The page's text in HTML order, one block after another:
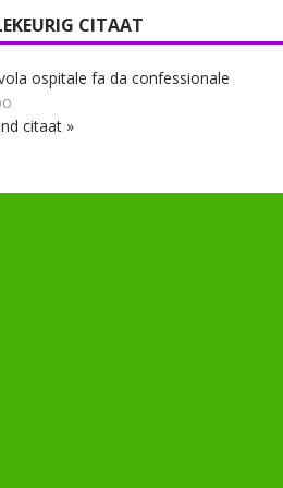
CITAAT
ospitale fa da confessionale
citaat »